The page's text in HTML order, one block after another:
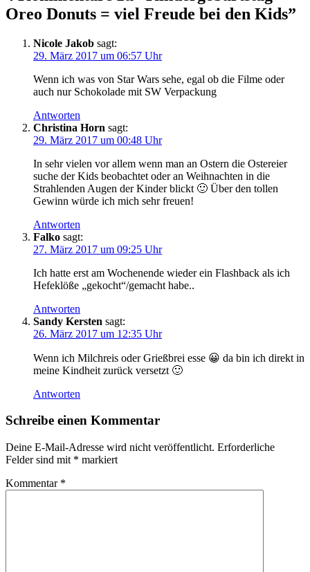
Oreo Donuts = viel Freude bei den Kids”
Nicole Jakob sagt:
29. März 2017 um 06:57 Uhr
Wenn ich was von Star Wars sehe, egal ob die Filme oder
auch nur Schokolade mit SW Verpackung
Antworten
Christina Horn sagt:
29. März 2017 um 00:48 Uhr
In sehr vielen vor allem wenn man an Ostern die Ostereier
suche der Kids beobachtet oder an Weihnachten in die
Strahlenden Augen der Kinder blickt 🙂 Über den tollen
Gewinn würde ich mich sehr freuen!
Antworten
Falko sagt:
27. März 2017 um 09:25 Uhr
Ich hatte erst am Wochenende wieder ein Flashback als ich
Hefeklöße „gekocht“/gemacht habe..
Antworten
Sandy Kersten sagt:
26. März 2017 um 12:35 Uhr
Wenn ich Milchreis oder Grießbrei esse 😀 da bin ich direkt in
meine Kindheit zurück versetzt 🙂
Antworten
Schreibe einen Kommentar
Deine E-Mail-Adresse wird nicht veröffentlicht. Erforderliche
Felder sind mit * markiert
Kommentar *